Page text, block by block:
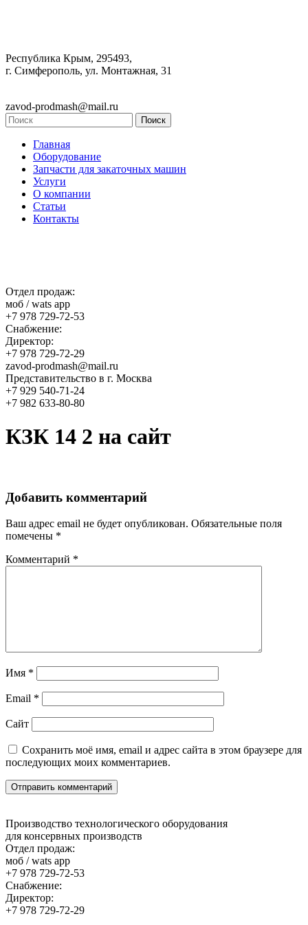
Республика Крым, 295493,
г. Симферополь, ул. Монтажная, 31
zavod-prodmash@mail.ru
Главная
Оборудование
Запчасти для закаточных машин
Услуги
О компании
Статьи
Контакты
Отдел продаж:
моб / wats app
+7 978 729-72-53
Снабжение:
Директор:
+7 978 729-72-29
zavod-prodmash@mail.ru
Представительство в г. Москва
+7 929 540-71-24
+7 982 633-80-80
КЗК 14 2 на сайт
Добавить комментарий
Ваш адрес email не будет опубликован. Обязательные поля
помечены *
Комментарий *
Имя *
Email *
Сайт
Сохранить моё имя, email и адрес сайта в этом браузере для
последующих моих комментариев.
Производство технологического оборудования
для консервных производств
Отдел продаж:
моб / wats app
+7 978 729-72-53
Снабжение:
Директор:
+7 978 729-72-29